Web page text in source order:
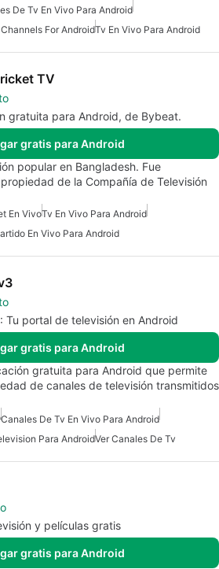
De Tv En Vivo Para Android
For AndroidTv En Vivo Para Android
TV
gratuita para Android, de Bybeat.
gratis para Android
popular en Bangladesh. Fue
de la Compañía de Televisión
En VivoTv En Vivo Para Android
En Vivo Para Android
Tu portal de televisión en Android
gratis para Android
gratuita para Android que permite
de canales de televisión transmitidos
Canales De Tv En Vivo Para Android
Para AndroidVer Canales De Tv
y películas gratis
gratis para Android